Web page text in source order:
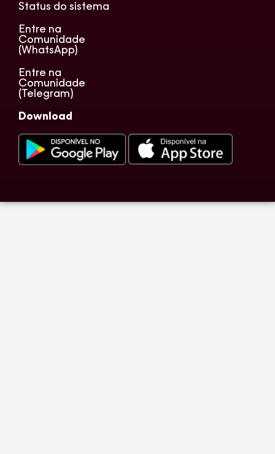
Status do sistema
Entre na
Comunidade
(WhatsApp)
Entre na
Comunidade
(Telegram)
Download